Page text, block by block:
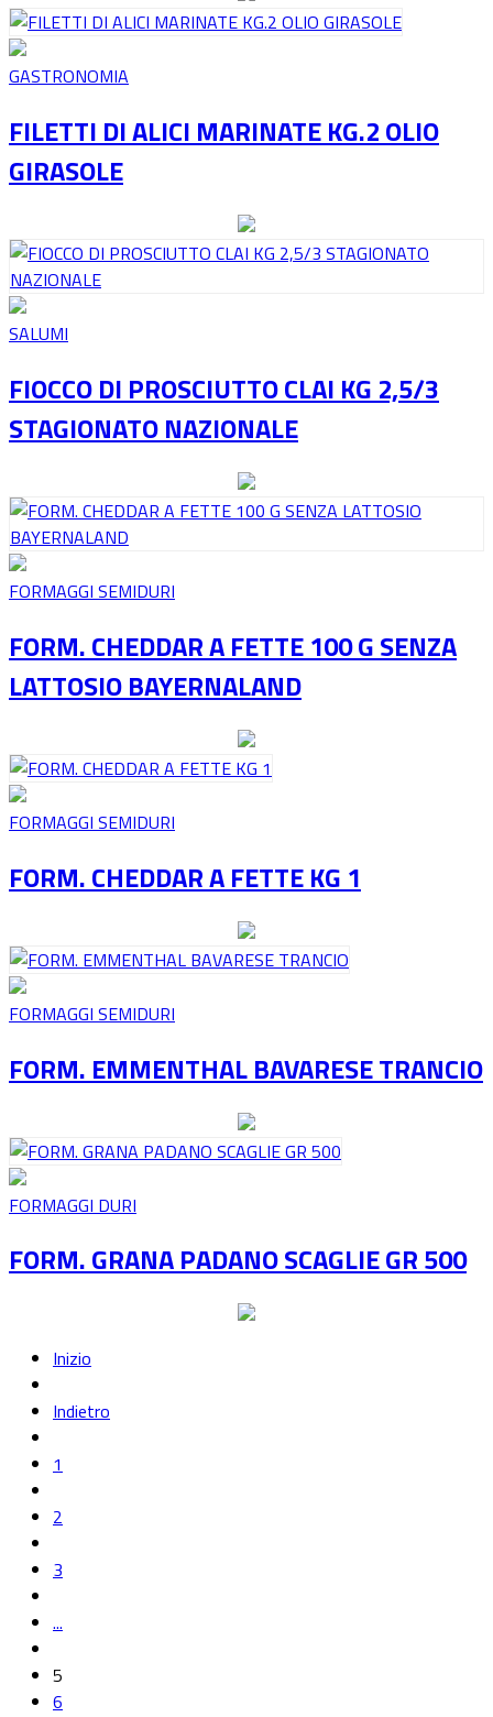
GASTRONOMIA
FILETTI DI ALICI MARINATE KG.2 OLIO
GIRASOLE
SALUMI
FIOCCO DI PROSCIUTTO CLAI KG 2,5/3
STAGIONATO NAZIONALE
FORMAGGI SEMIDURI
FORM. CHEDDAR A FETTE 100 G SENZA
LATTOSIO BAYERNALAND
FORMAGGI SEMIDURI
FORM. CHEDDAR A FETTE KG 1
FORMAGGI SEMIDURI
FORM. EMMENTHAL BAVARESE TRANCIO
FORMAGGI DURI
FORM. GRANA PADANO SCAGLIE GR 500
Inizio
Indietro
1
2
3
...
5
6